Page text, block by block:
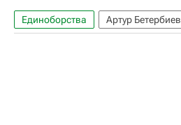
Единоборства Артур Бетербиев